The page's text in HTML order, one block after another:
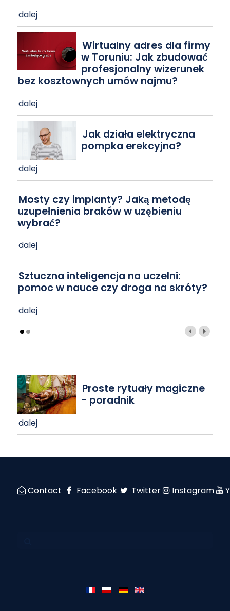
dalej
Wirtualny adres dla firmy
w Toruniu: Jak zbudować
profesjonalny wizerunek
bez kosztownych umów najmu?
dalej
Jak działa elektryczna
pompka erekcyjna?
dalej
Mosty czy implanty? Jaką metodę
uzupełnienia braków w uzębieniu
wybrać?
dalej
Sztuczna inteligencja na uczelni:
pomoc w nauce czy droga na skróty?
dalej
Proste rytuały magiczne
- poradnik
dalej
Contact Facebook Twitter Instagram